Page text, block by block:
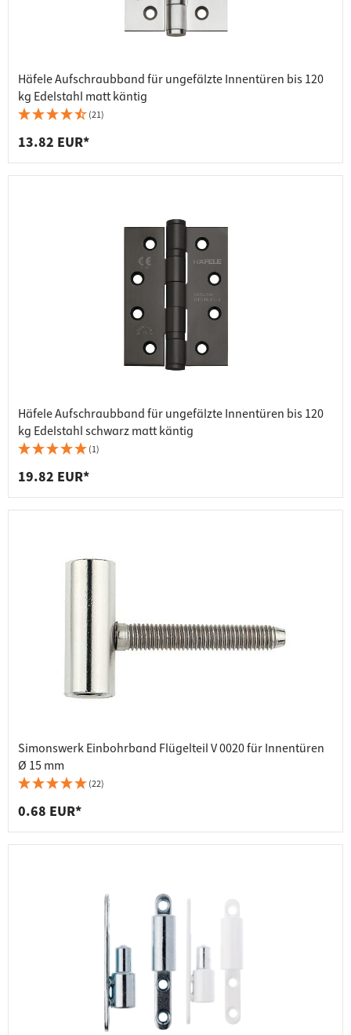
Häfele Aufschraubband für ungefälzte Innentüren bis 120
kg Edelstahl matt käntig
(21)
13.82 EUR*
Häfele Aufschraubband für ungefälzte Innentüren bis 120
kg Edelstahl schwarz matt käntig
(1)
19.82 EUR*
Simonswerk Einbohrband Flügelteil V 0020 für Innentüren
Ø 15 mm
(22)
0.68 EUR*